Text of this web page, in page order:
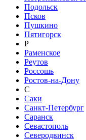
Подольск
Псков
Пушкино
Пятигорск
Р
Раменское
Реутов
Россошь
Ростов-на-Дону
С
Саки
Санкт-Петербург
Саранск
Севастополь
Северодвинск